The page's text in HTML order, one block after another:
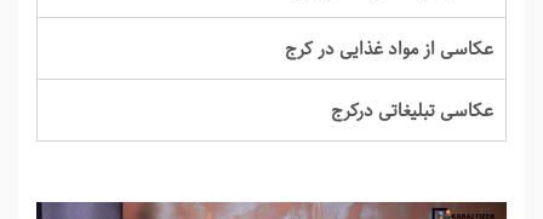
عکاسی از مواد غذایی در کرج
عکاسی تبلیغاتی درکرج